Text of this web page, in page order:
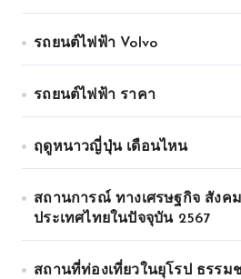
รถยนต์ไฟฟ้า Volvo
รถยนต์ไฟฟ้า ราคา
ฤดูหนาวญี่ปุ่น เดือนไหน
สถานการณ์ ทางเศรษฐกิจ สังค
ประเทศไทยในปัจจุบัน 2567
สถานที่ท่องเที่ยวในยุโรป ธรรม